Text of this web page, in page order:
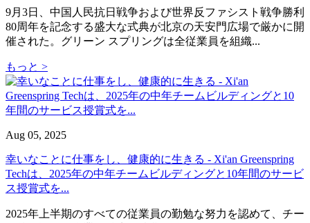
9月3日、中国人民抗日戦争および世界反ファシスト戦争勝利
80周年を記念する盛大な式典が北京の天安門広場で厳かに開
催された。グリーン スプリングは全従業員を組織...
もっと >
Aug 05, 2025
幸いなことに仕事をし、健康的に生きる - Xi'an Greenspring
Techは、2025年の中年チームビルディングと10年間のサービ
ス授賞式を...
2025年上半期のすべての従業員の勤勉な努力を認めて、チー